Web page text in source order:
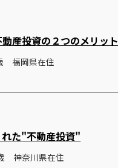
産投資の２つのメリット
福岡県在住
た"不動産投資"
神奈川県在住